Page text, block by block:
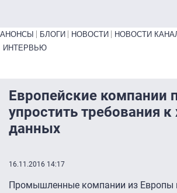
Primary links bottom
АНОНСЫ БЛОГИ НОВОСТИ НОВОСТИ
ИНТЕРВЬЮ
Европейские компании
упростить требования
данных
16.11.2016 14:17
Промышленные компании из Европы